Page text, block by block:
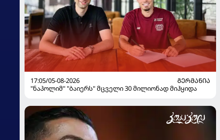
17:05/05-08-2026
ᲒᲔᲠᲛᲐᲜᲘᲐ
"ნაპოლიმ" "ბაიერს" მცველი 30 მილიონად მიჰყიდა